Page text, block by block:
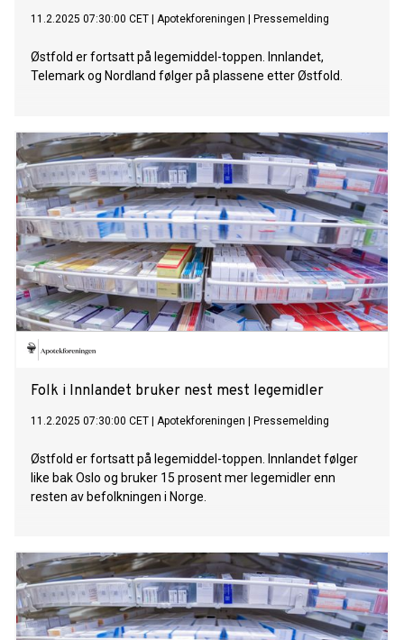
11.2.2025 07:30:00 CET Apotekforeningen Pressemelding
Østfold er fortsatt på legemiddel-toppen. Innlandet,
Telemark og Nordland følger på plassene etter Østfold.
Folk i Innlandet bruker nest mest legemidler
11.2.2025 07:30:00 CET Apotekforeningen Pressemelding
Østfold er fortsatt på legemiddel-toppen. Innlandet følger
like bak Oslo og bruker 15 prosent mer legemidler enn
resten av befolkningen i Norge.